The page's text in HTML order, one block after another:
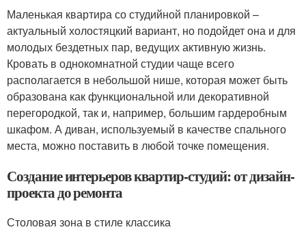
Маленькая квартира со студийной планировкой –
актуальный холостяцкий вариант, но подойдет она и для
молодых бездетных пар, ведущих активную жизнь.
Кровать в однокомнатной студии чаще всего
располагается в небольшой нише, которая может быть
образована как функциональной или декоративной
перегородкой, так и, например, большим гардеробным
шкафом. А диван, используемый в качестве спального
места, можно поставить в любой точке помещения.
Создание интерьеров квартир-студий: от дизайн-
проекта до ремонта
Столовая зона в стиле классика